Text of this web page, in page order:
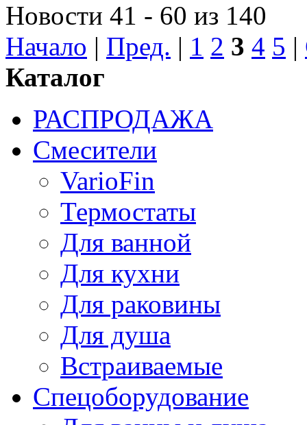
Новости 41 - 60 из 140
Начало | Пред. | 1 2 3 4 5 |
Каталог
РАСПРОДАЖА
Смесители
VarioFin
Термостаты
Для ванной
Для кухни
Для раковины
Для душа
Встраиваемые
Спецоборудование